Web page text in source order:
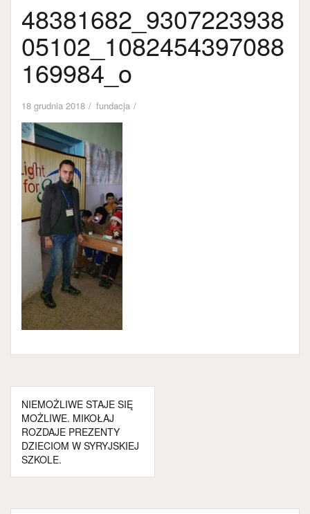
48381682_9307223938
05102_1082454397088
169984_o
18 grudnia 2018 fundacja
Nawigacja
wpisu
NIEMOŻLIWE STAJE SIĘ
MOŻLIWE. MIKOŁAJ
ROZDAJE PREZENTY
DZIECIOM W SYRYJSKIEJ
SZKOLE.